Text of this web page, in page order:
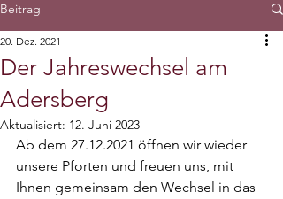
Beitrag
Der Jahreswechsel am
Adersberg
20. Dez. 2021
Aktualisiert: 12. Juni 2023
Ab dem 27.12.2021 öffnen wir wieder
unsere Pforten und freuen uns, mit
Ihnen gemeinsam den Wechsel in das